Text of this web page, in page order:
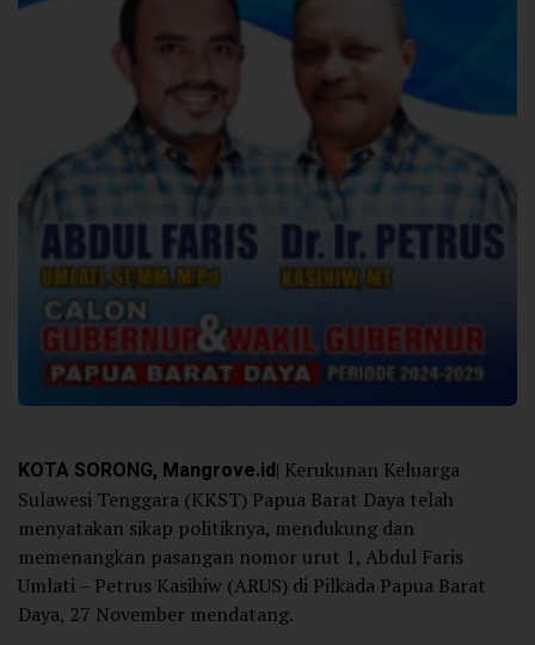
KOTA SORONG, Mangrove.id| Kerukunan Keluarga
Sulawesi Tenggara (KKST) Papua Barat Daya telah
menyatakan sikap politiknya, mendukung dan
memenangkan pasangan nomor urut 1, Abdul Faris
Umlati – Petrus Kasihiw (ARUS) di Pilkada Papua Barat
Daya, 27 November mendatang.